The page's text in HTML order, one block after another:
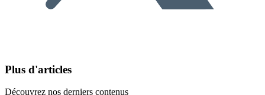
Plus d'articles
Découvrez nos derniers contenus